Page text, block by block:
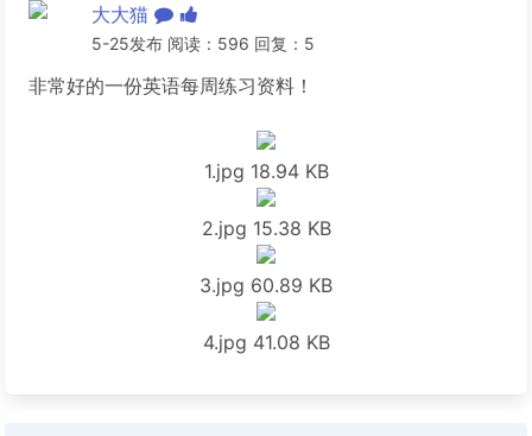
大大猫
5-25发布 阅读：596 回复：5
非常好的一份英语每周练习资料！
1.jpg 18.94 KB
2.jpg 15.38 KB
3.jpg 60.89 KB
4.jpg 41.08 KB